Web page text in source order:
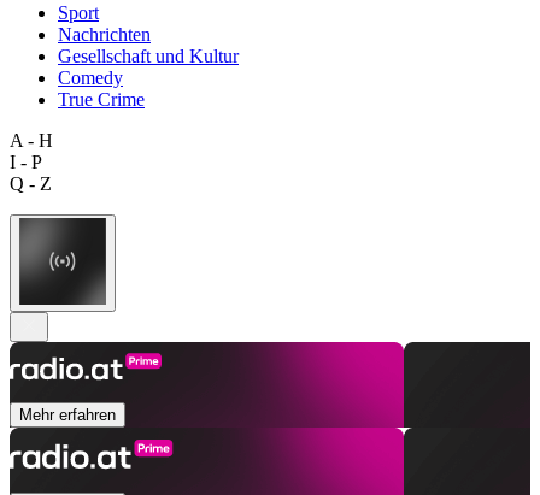
Sport
Nachrichten
Gesellschaft und Kultur
Comedy
True Crime
A - H
I - P
Q - Z
Mehr erfahren